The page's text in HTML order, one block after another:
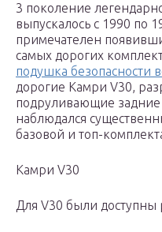
3 поколение
выпускалось с 1990 по
примечателен
самых дорогих
подушка безопасности
дорогие Камри V30,
подруливающие задние
наблюдался
базовой и топ-
Камри V30
Для V30 были